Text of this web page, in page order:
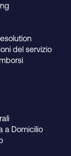
del servizio
a Domicilio